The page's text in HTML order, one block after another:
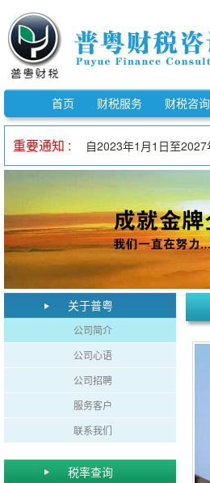
首页 财税服务 财税咨询
重要通知 :
《市场监督管理信用修
《中华人民共和国反不
自2023年1月1日至
《电子印章管理办法》
自2023年1月1日至
自2023年1月1日至
《欠税公告办法》自
《中华人民共和国增值
自2023年1月1日至
《中华人民共和国增值
《市场监督管理信用修
《中华人民共和国反不
关于普粤
公司简介
公司心语
公司招聘
服务客户
联系我们
税率查询